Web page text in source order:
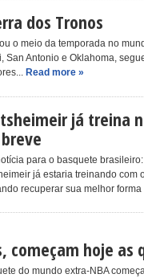
dos Tronos
o meio da temporada no
San Antonio e Oklahoma,
Read more »
já treina
para o basquete
já estaria treinando com
recuperar sua melhor forma
começam hoje
do mundo extra-NBA